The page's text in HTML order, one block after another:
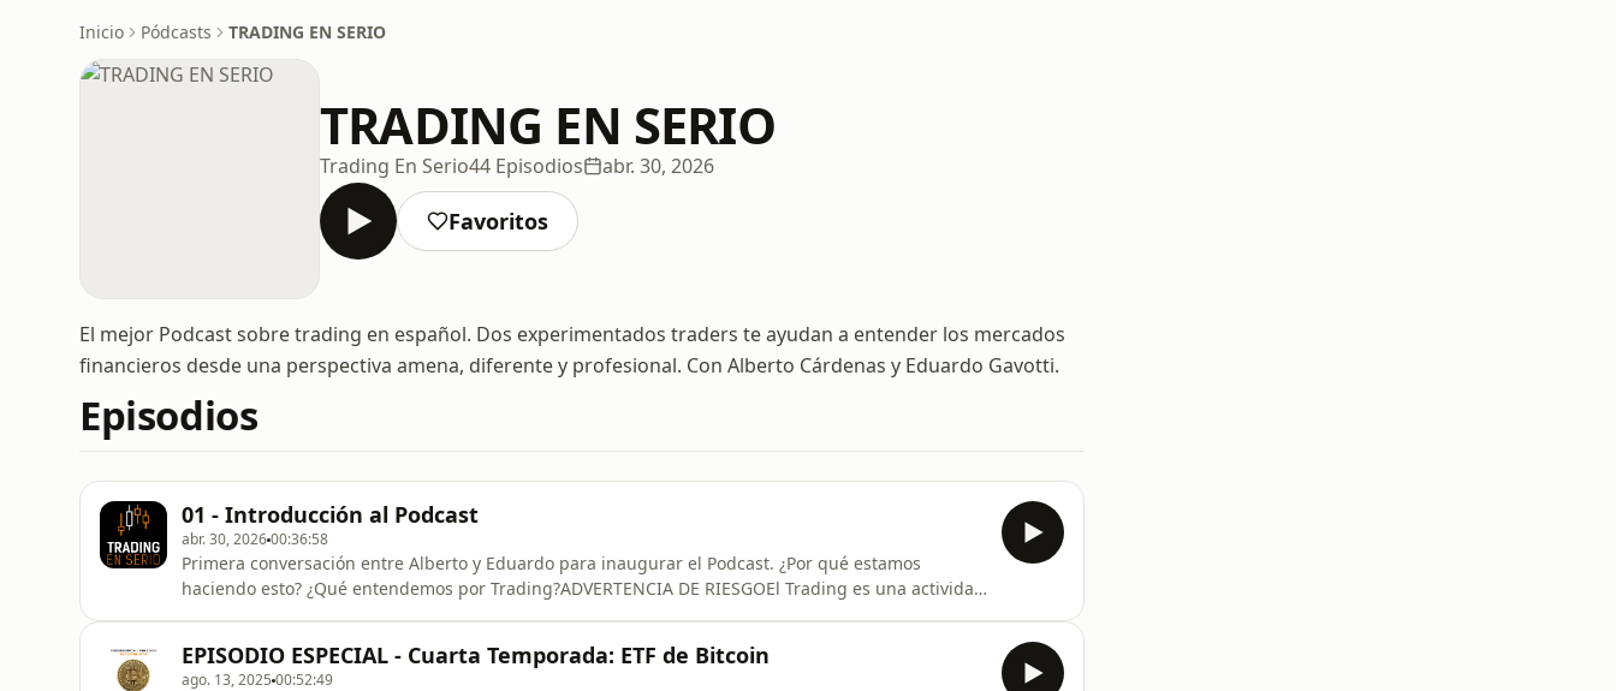
Inicio Pódcasts TRADING EN SERIO
TRADING EN SERIO
Trading En Serio44 Episodios abr. 30, 2026
Favoritos
El mejor Podcast sobre trading en español. Dos experimentados traders te ayudan a entender los mercados
financieros desde una perspectiva amena, diferente y profesional. Con Alberto Cárdenas y Eduardo Gavotti.
Episodios
01 - Introducción al Podcast
abr. 30, 202600:36:58
Primera conversación entre Alberto y Eduardo para inaugurar el Podcast. ¿Por qué estamos
haciendo esto? ¿Qué entendemos por Trading?ADVERTENCIA DE RIESGOEl Trading es una actividad
permitirte perder.
EPISODIO ESPECIAL - Cuarta Temporada: ETF de Bitcoin
ago. 13, 2025 00:52:49